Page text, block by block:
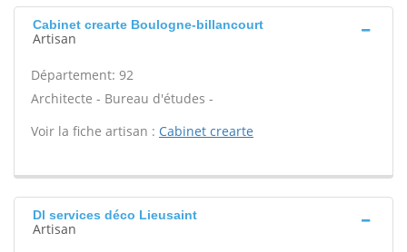
Cabinet crearte Boulogne-billancourt
Artisan
Département: 92
Architecte - Bureau d'études -
Voir la fiche artisan : Cabinet crearte
Dl services déco Lieusaint
Artisan